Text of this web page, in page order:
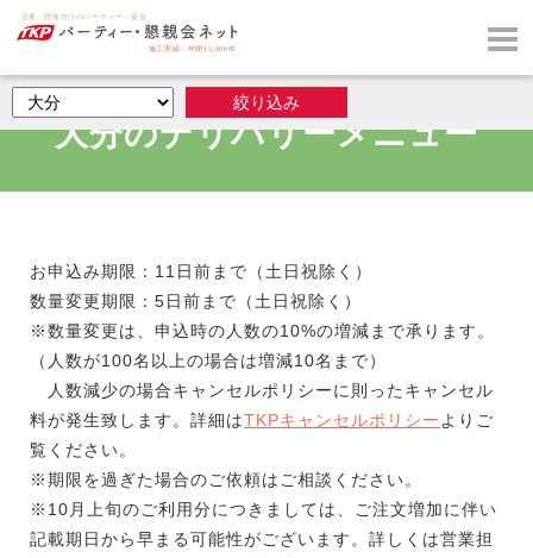
大分のデリバリーメニュー
お申込み期限：11日前まで（土日祝除く）
数量変更期限：5日前まで（土日祝除く）
※数量変更は、申込時の人数の10%の増減まで承ります。
（人数が100名以上の場合は増減10名まで）
人数減少の場合キャンセルポリシーに則ったキャンセル
料が発生致します。詳細はTKPキャンセルポリシー よりご
覧ください。
※期限を過ぎた場合のご依頼はご相談ください。
※10月上旬のご利用分につきましては、ご注文増加に伴い
記載期日から早まる可能性がございます。詳しくは営業担